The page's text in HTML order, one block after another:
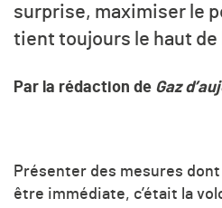
surprise, maximiser le
tient toujours le haut de
Par la rédaction de Gaz
Présenter des mesures
être immédiate, c’était la